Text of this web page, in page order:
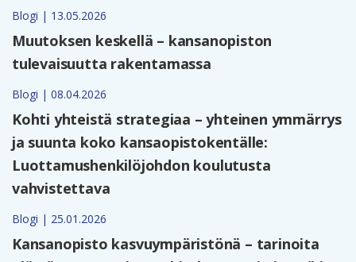
Blogi | 13.05.2026
Muutoksen keskellä – kansanopiston
tulevaisuutta rakentamassa
Blogi | 08.04.2026
Kohti yhteistä strategiaa – yhteinen ymmärrys
ja suunta koko kansaopistokentälle:
Luottamushenkilöjohdon koulutusta
vahvistettava
Blogi | 25.01.2026
Kansanopisto kasvuympäristönä – tarinoita